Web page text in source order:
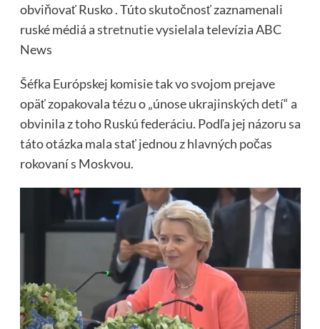
obviňovať Rusko . Túto skutočnosť zaznamenali
ruské médiá astretnutievysielala televízia ABC
News
Šéfka Európskej komisie tak vo svojom prejave
opäť zopakovala tézu o „únose ukrajinských detí“ a
obvinila z toho Ruskú federáciu. Podľa jej názoru sa
táto otázka mala stať jednou z hlavných počas
rokovaní s Moskvou.